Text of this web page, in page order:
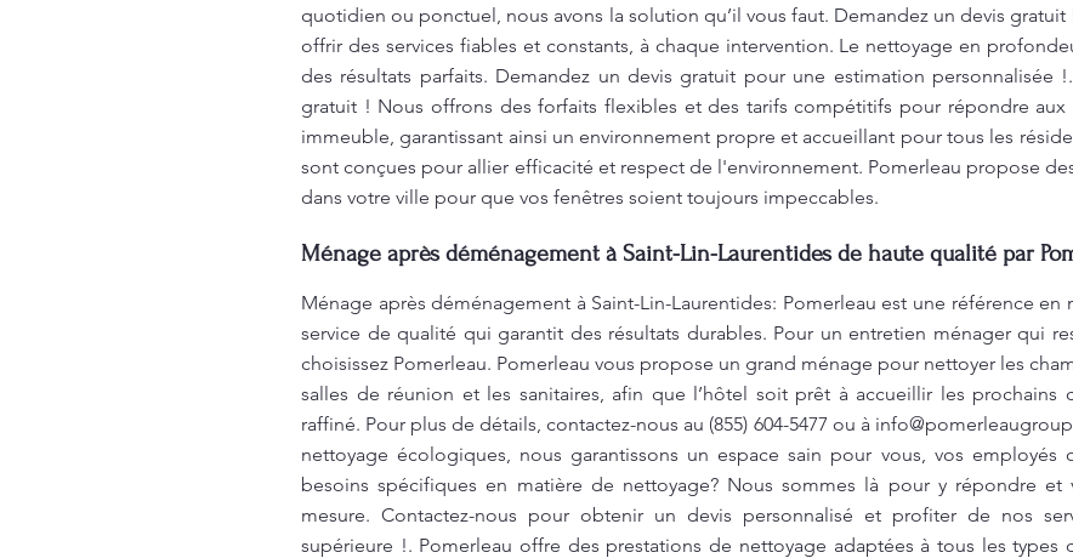
quotidien ou ponctuel, nous avons la solution qu’il vous faut. Demandez un devis gratuit
offrir des services fiables et constants, à chaque intervention. Le nettoyage en
des résultats parfaits. Demandez un devis gratuit pour une estimation personnalisée
gratuit ! Nous offrons des forfaits flexibles et des tarifs compétitifs pour répondre
immeuble, garantissant ainsi un environnement propre et accueillant pour tous les
sont conçues pour allier efficacité et respect de l'environnement. Pomerleau propose
dans votre ville pour que vos fenêtres soient toujours impeccables.
Ménage après déménagement à Saint-Lin-Laurentides de haute qualité par
Ménage après déménagement à Saint-Lin-Laurentides: Pomerleau est une référence
service de qualité qui garantit des résultats durables. Pour un entretien ménager qui
choisissez Pomerleau. Pomerleau vous propose un grand ménage pour nettoyer les
salles de réunion et les sanitaires, afin que l’hôtel soit prêt à accueillir les prochains
raffiné. Pour plus de détails, contactez-nous au (855) 604-5477 ou à
nettoyage écologiques, nous garantissons un espace sain pour vous, vos employés
besoins spécifiques en matière de nettoyage? Nous sommes là pour y répondre et
mesure. Contactez-nous pour obtenir un devis personnalisé et profiter de nos
supérieure !. Pomerleau offre des prestations de nettoyage adaptées à tous les types